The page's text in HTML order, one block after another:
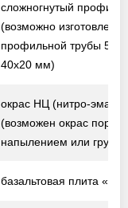
сложногнутый профиль
(возможно
профильной трубы
40х20 мм)
окрас НЦ (нитро-эмаль)
(возможен окрас
напылением или
базальтовая плита